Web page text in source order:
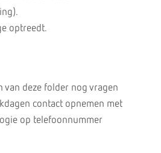
optreedt.
van deze folder nog vragen
contact opnemen met
op telefoonnummer